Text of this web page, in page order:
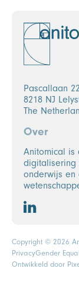
Pascallaan
8218 NJ
The
Over
Anitomical is
digitalisering
onderwijs en
Copyright © 2026
PrivacyGender
Ontwikkeld door